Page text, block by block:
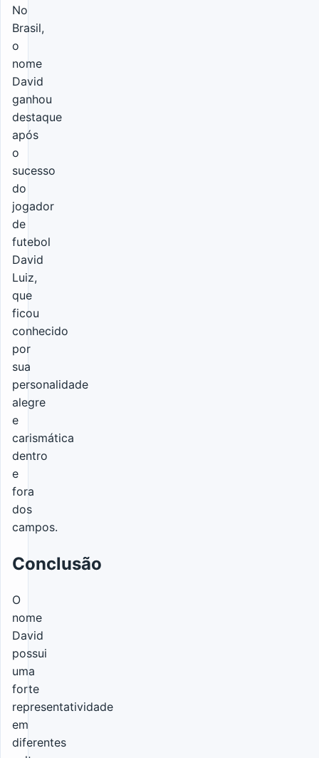
No
Brasil,
o
nome
David
ganhou
destaque
após
o
sucesso
do
jogador
de
futebol
David
Luiz,
que
ficou
conhecido
por
sua
personalidade
alegre
e
carismática
dentro
e
fora
dos
campos.
Conclusão
O
nome
David
possui
uma
forte
representatividade
em
diferentes